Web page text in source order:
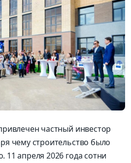
частный инвестор
чему строительство было
апреля 2026 года сотни